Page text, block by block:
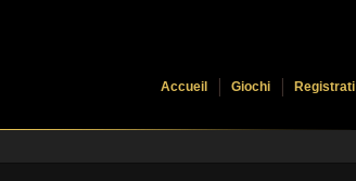
Accueil Giochi Registrati